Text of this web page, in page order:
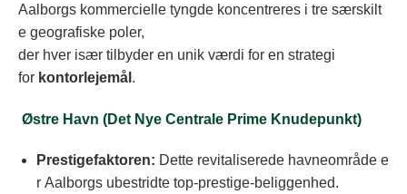
Aalborgs kommercielle tyngde koncentreres i tre særskilt
e geografiske poler,
der hver især tilbyder en unik værdi for en strategi
for kontorlejemål .
Østre Havn (Det Nye Centrale Prime Knudepunkt)
Prestigefaktoren: Dette revitaliserede havneområde e
r Aalborgs ubestridte top-prestige-beliggenhed.